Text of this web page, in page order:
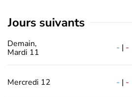
jours suivants
Demain,
Mardi 11
- | -
Mercredi 12 - | -